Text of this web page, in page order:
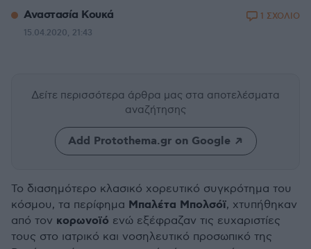
Αναστασία Κουκά
15.04.2020, 21:43
1 ΣΧΟΛΙΟ
Δείτε περισσότερα άρθρα μας στα αποτελέσματα
αναζήτησης
Add Protothema.gr on Google
Το διασημότερο κλασικό χορευτικό συγκρότημα του
κόσμου, τα περίφημα Μπαλέτα Μπολσόϊ, χτυπήθηκαν
από τον κορωνοϊό ενώ εξέφραζαν τις ευχαριστίες
τους στο ιατρικό και νοσηλευτικό προσωπικό της